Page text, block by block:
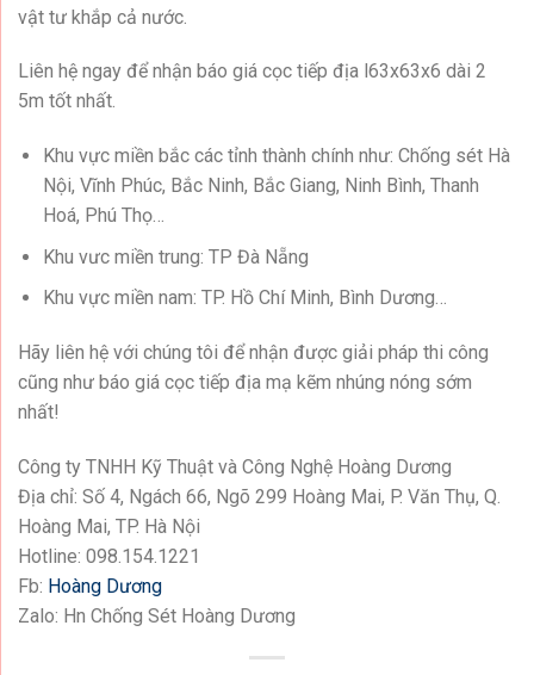
vật tư khắp cả nước.
Liên hệ ngay để nhận báo giá cọc tiếp địa l63x63x6 dài 2
5m tốt nhất.
Khu vực miền bắc các tỉnh thành chính như: Chống sét Hà
Nội, Vĩnh Phúc, Bắc Ninh, Bắc Giang, Ninh Bình, Thanh
Hoá, Phú Thọ…
Khu vưc miền trung: TP Đà Nẵng
Khu vực miền nam: TP. Hồ Chí Minh, Bình Dương…
Hãy liên hệ với chúng tôi để nhận được giải pháp thi công
cũng như báo giá cọc tiếp địa mạ kẽm nhúng nóng sớm
nhất!
Công ty TNHH Kỹ Thuật và Công Nghệ Hoàng Dương
Địa chỉ: Số 4, Ngách 66, Ngõ 299 Hoàng Mai, P. Văn Thụ, Q.
Hoàng Mai, TP. Hà Nội
Hotline: 098.154.1221
Fb: Hoàng Dương
Zalo: Hn Chống Sét Hoàng Dương